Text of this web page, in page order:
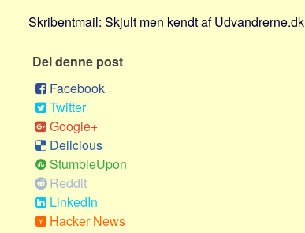
Skribentmail: Skjult men kendt af Udvandrerne.dk
Del denne post
Facebook
Twitter
Google+
Delicious
StumbleUpon
Reddit
LinkedIn
Hacker News